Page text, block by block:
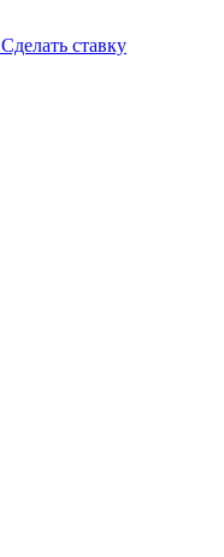
Сделать ставку